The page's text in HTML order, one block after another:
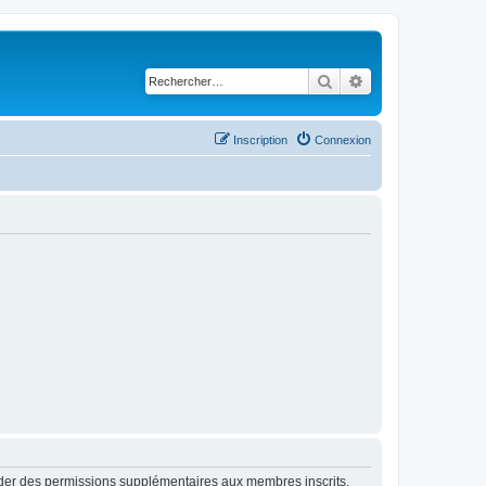
Rechercher
Connexion
Inscription
des permissions supplémentaires aux membres inscrits.